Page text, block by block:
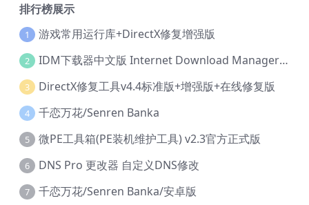
排行榜展示
1 游戏常用运行库+DirectX修复增强版
2 IDM下载器中文版 Internet Download Manager v6.42.36 IDM
3 DirectX修复工具v4.4标准版+增强版+在线修复版
4 千恋万花/Senren Banka
5 微PE工具箱(PE装机维护工具) v2.3官方正式版
6 DNS Pro 更改器 自定义DNS修改
7 千恋万花/Senren Banka/安卓版